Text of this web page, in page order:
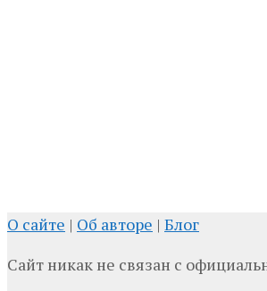
О сайте | Об авторе | Блог
Сайт никак не связан с